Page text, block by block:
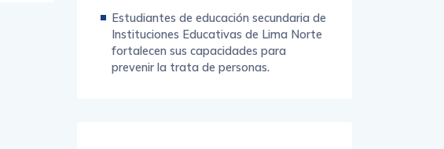
Estudiantes de educación secundaria de
Instituciones Educativas de Lima Norte
fortalecen sus capacidades para
prevenir la trata de personas.